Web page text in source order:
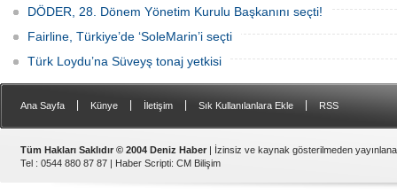
DÖDER, 28. Dönem Yönetim Kurulu Başkanını seçti!
Fairline, Türkiye’de ‘SoleMarin’i seçti
Türk Loydu’na Süveyş tonaj yetkisi
Ana Sayfa Künye İletişim Sık Kullanılanlara Ekle RSS
Tüm Hakları Saklıdır © 2004 Deniz Haber | İzinsiz ve kaynak gösterilmeden
Tel : 0544 880 87 87 | Haber Scripti: CM Bilişim